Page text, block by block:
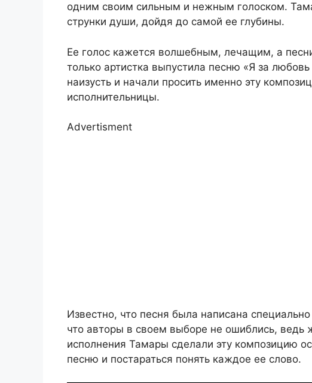
одним своим сильным и нежным голоском.
струнки души, дойдя до самой ее глубины.
Ее голос кажется волшебным, лечащим, а
только артистка выпустила песню «Я за
наизусть и начали просить именно эту
исполнительницы.
Advertisment
Известно, что песня была написана
что авторы в своем выборе не ошиблись, ведь
исполнения Тамары сделали эту композицию
песню и постараться понять каждое ее слово.